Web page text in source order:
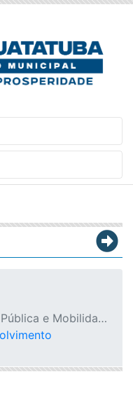
e Mobilidade Urbana